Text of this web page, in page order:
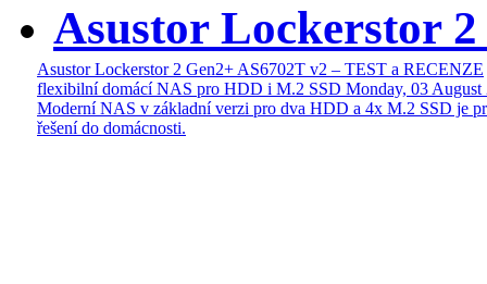
Asustor Lockerstor
Asustor Lockerstor 2 Gen2+ AS6702T v2 – TEST a RECENZE
flexibilní domácí NAS pro HDD i M.2 SSD Monday, 03 August
Moderní NAS v základní verzi pro dva HDD a 4x M.2 SSD je
řešení do domácnosti.